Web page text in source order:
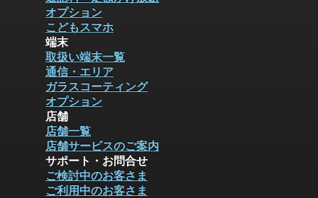
オプション
こどもスマホ
端末
取扱い端末一覧
通信・エリア
ガラスコーティング
オプション
店舗
店舗一覧
店舗サービスのご案内
サポート・お問合せ
ご検討中のお客さま
ご利用中のお客さま